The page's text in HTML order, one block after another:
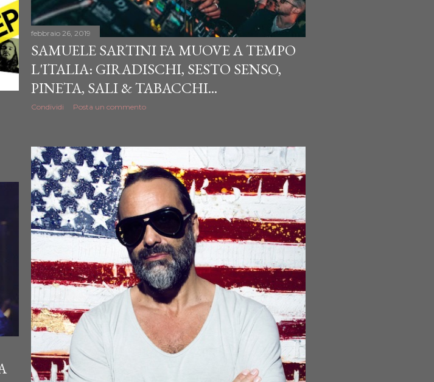
febbraio 26, 2019
SAMUELE SARTINI FA MUOVE A TEMPO
L'ITALIA: GIRADISCHI, SESTO SENSO,
PINETA, SALI & TABACCHI...
Condividi Posta un commento